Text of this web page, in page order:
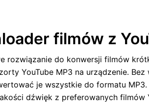
filmów z
rozwiązanie do konwersji filmów
YouTube MP3 na urządzenie.
je wszystkie do formatu
dźwięk z preferowanych